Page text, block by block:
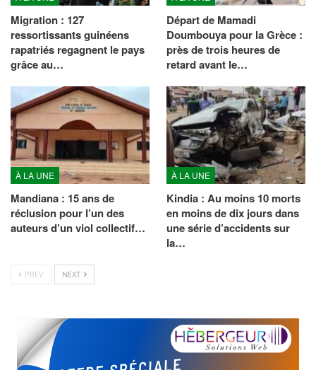
Migration : 127
ressortissants guinéens
rapatriés regagnent le pays
grâce au…
Départ de Mamadi
Doumbouya pour la Grèce :
près de trois heures de
retard avant le…
À LA UNE
Mandiana : 15 ans de
réclusion pour l’un des
auteurs d’un viol collectif…
À LA UNE
Kindia : Au moins 10 morts
en moins de dix jours dans
une série d’accidents sur
la…
PREV NEXT